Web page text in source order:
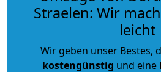
Straelen: Wir
leicht
Wir geben unser Bestes,
kostengünstig und eine